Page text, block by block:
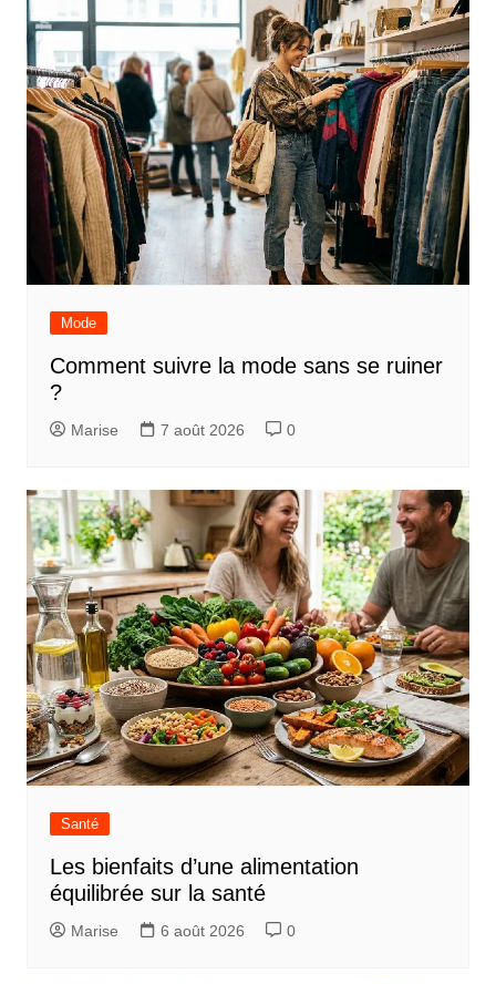
Mode
Comment suivre la mode sans se ruiner
?
Marise 7 août 2026 0
Santé
Les bienfaits d’une alimentation
équilibrée sur la santé
Marise 6 août 2026 0